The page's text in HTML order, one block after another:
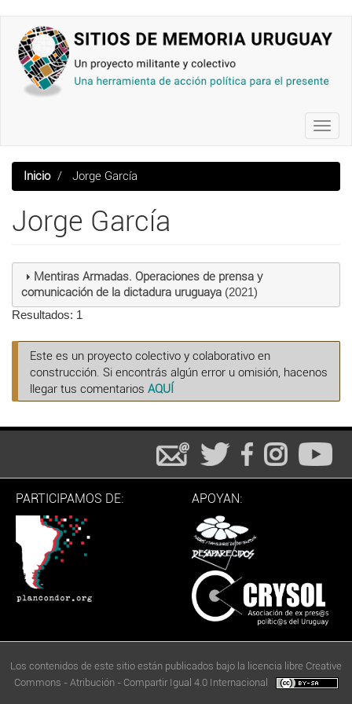
contenido
principal
Inicio Jorge García
Jorge García
Mentiras Armadas. Operaciones de prensa y
comunicación de la dictadura uruguaya(2021)
Resultados: 1
Este es un proyecto colectivo y colaborativo en
construcción. Si encontrás algún error u omisión, hacenos
llegar tus comentarios AQUÍ
PARTICIPAMOS DE: APOYAN:
Los contenidos de este sitio están publicados bajo la licencia libre Creative
Commons - Atribución - Compartir Igual 4.0 Internacional